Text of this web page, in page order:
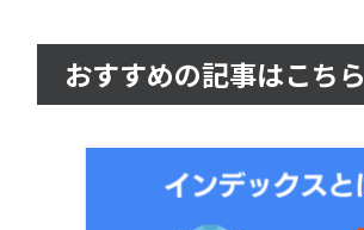
おすすめの記事はこちら